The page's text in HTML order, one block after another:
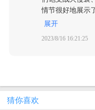
的话，它里面可
游戏，当然前提
（可根据游戏中
台，制作药物的
和住房有关：竹
卫战。但是有经
源匮乏、发展期
者是工具损坏，
统 为什么说这
结婚这样，说是
还有一点就是这
级村庄等等都需
要靠你自己操作
即使将手机放在
戏玩起来略微有
型游戏，我选择
现一些敌人，玩
是不能击杀几人
失，人就会无法
家的经营能力，
出来作者有在用
绿幕…… 在开头
述的是玩家带领
指导，在一开始
落后的小村子再
情节很好地展示
的流离中，人们
地方没有受到
交代了游戏中这
常熟悉，因为他
展开
2023/8/16 16:21:25
猜你喜欢